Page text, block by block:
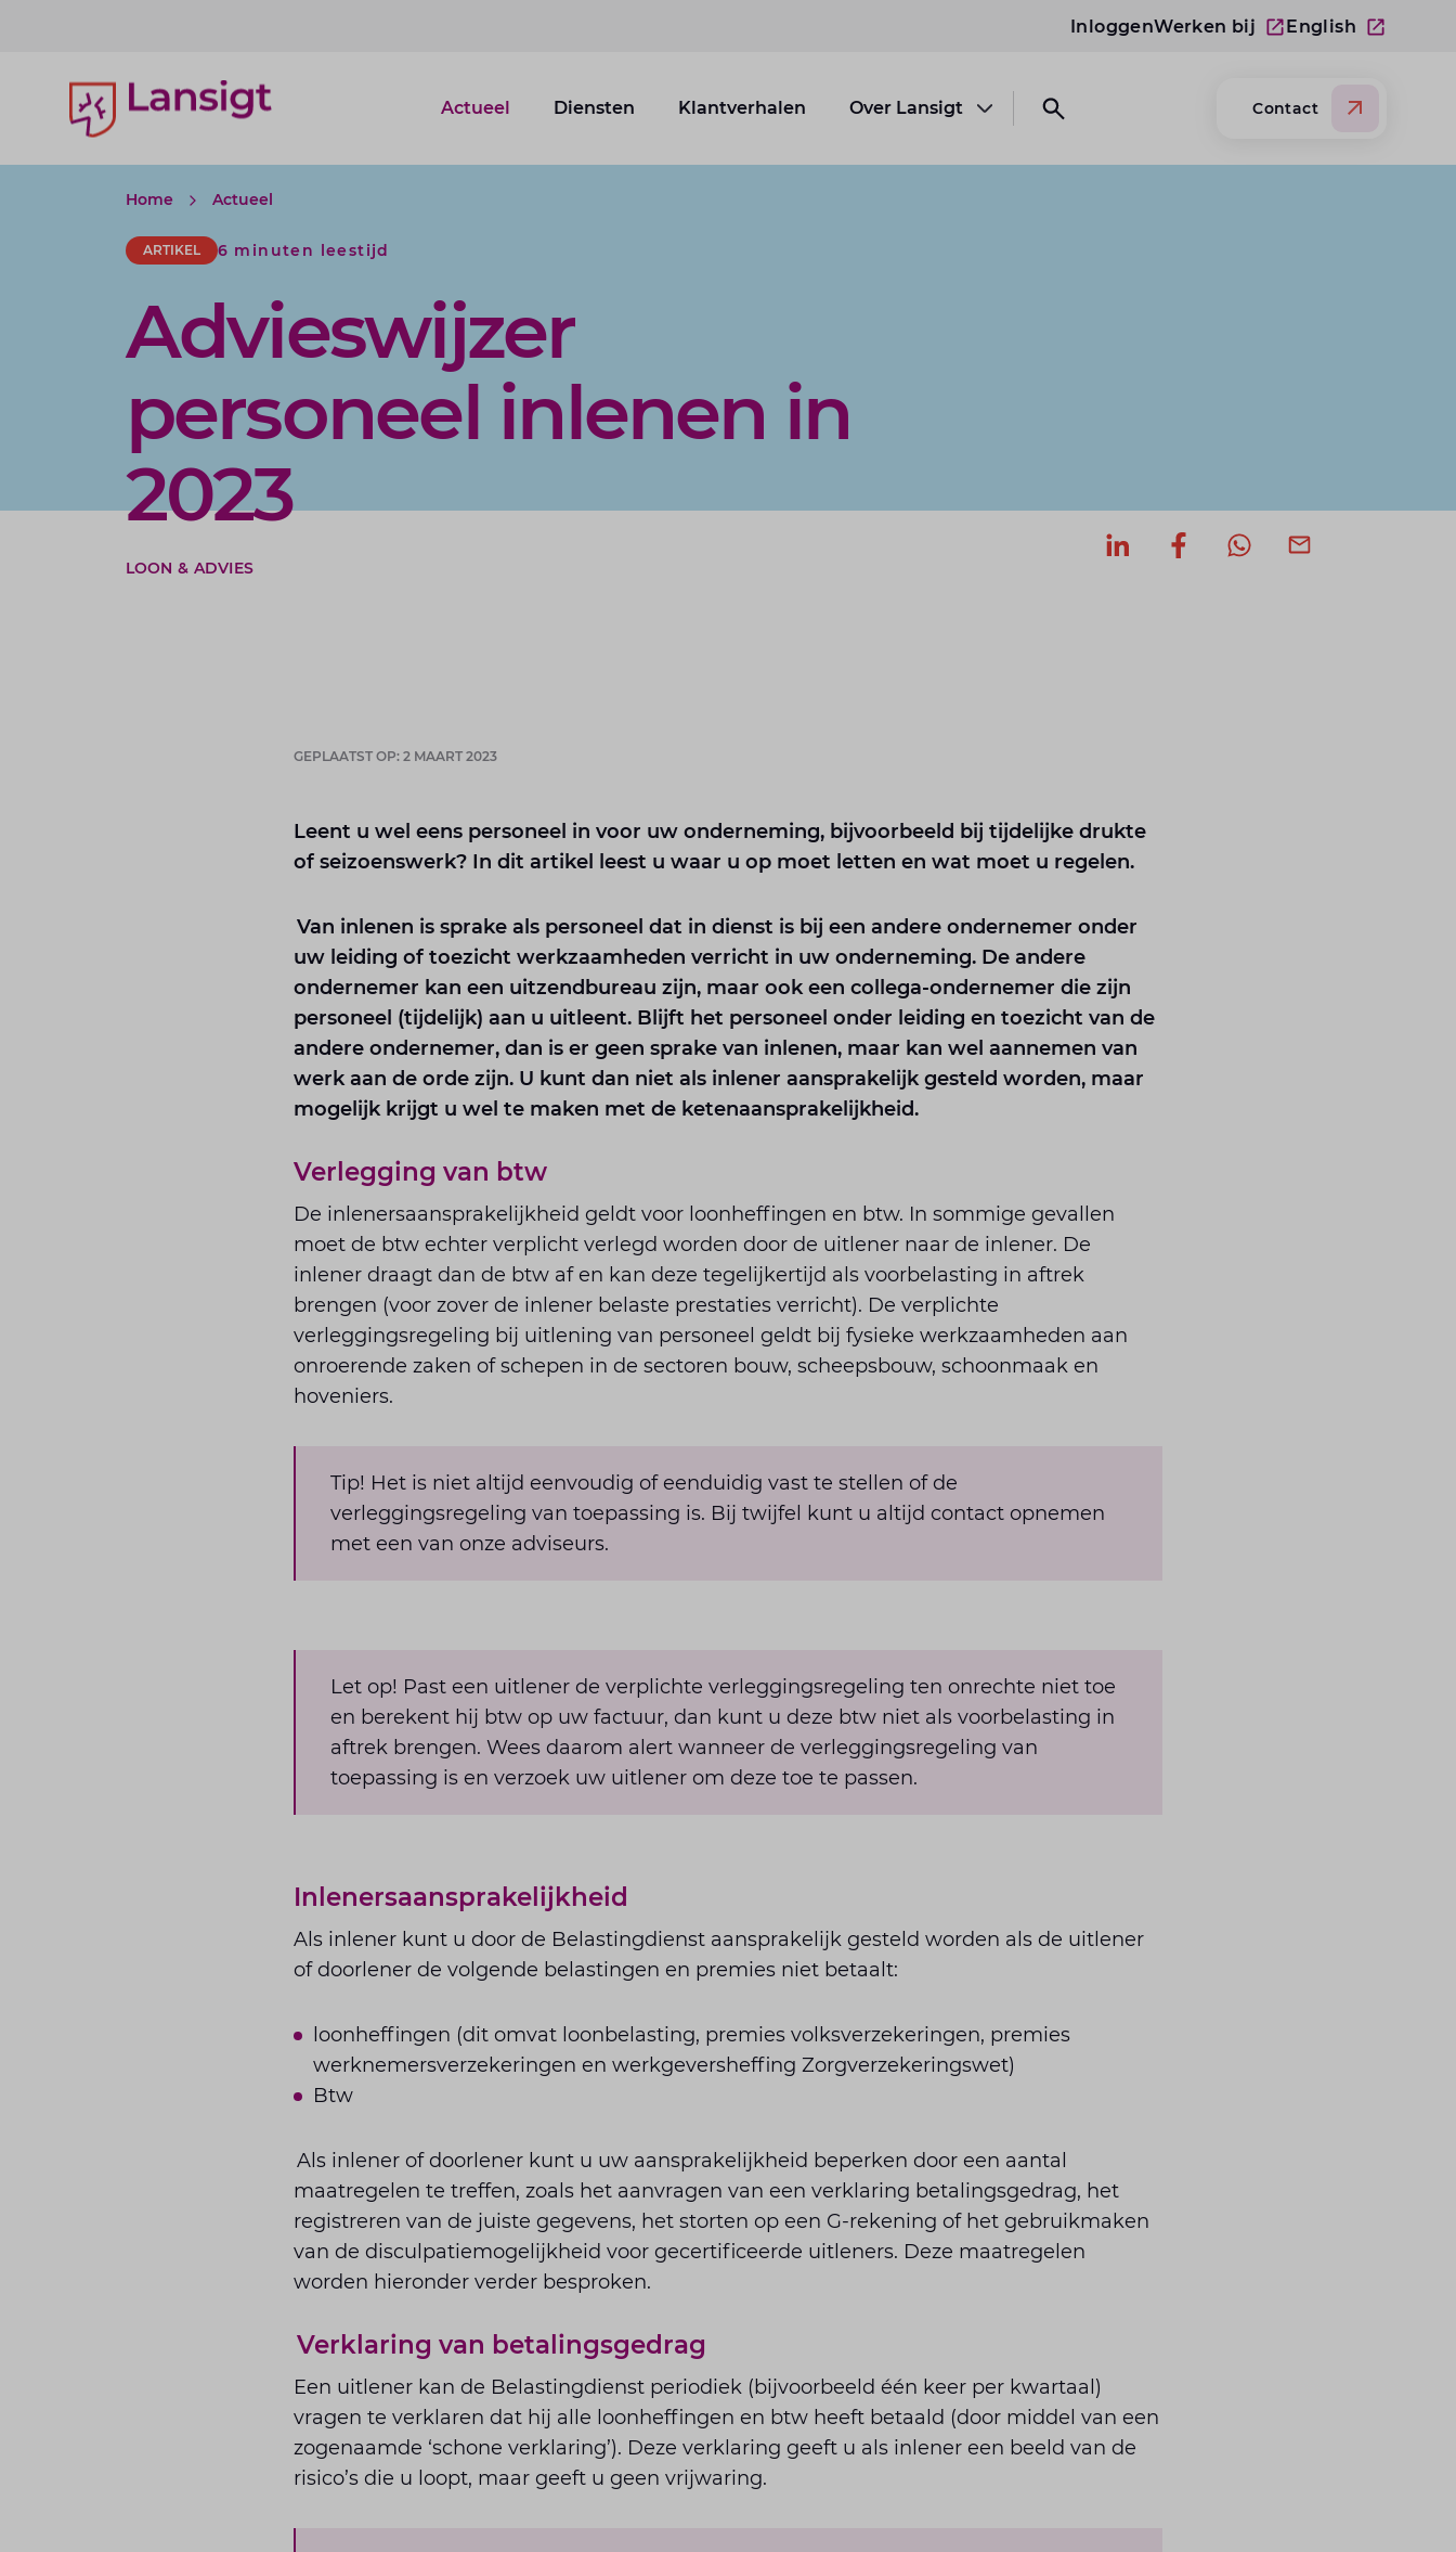
InloggenWerken bij English
Lansigt Accountants logo
Actueel Diensten Klantverhalen Over Lansigt
Open submenu Over Lansigt
Open search website
Contact
Home Actueel
ARTIKEL 6 minuten leestijd
Advieswijzer
personeel inlenen in
2023
LOON & ADVIES
GEPLAATST OP: 2 MAART 2023
Leent u wel eens personeel in voor uw onderneming, bijvoorbeeld bij tijdelijke drukte
of seizoenswerk? In dit artikel leest u waar u op moet letten en wat moet u regelen.
Van inlenen is sprake als personeel dat in dienst is bij een andere ondernemer onder
uw leiding of toezicht werkzaamheden verricht in uw onderneming. De andere
ondernemer kan een uitzendbureau zijn, maar ook een collega-ondernemer die zijn
personeel (tijdelijk) aan u uitleent. Blijft het personeel onder leiding en toezicht van de
andere ondernemer, dan is er geen sprake van inlenen, maar kan wel aannemen van
werk aan de orde zijn. U kunt dan niet als inlener aansprakelijk gesteld worden, maar
mogelijk krijgt u wel te maken met de ketenaansprakelijkheid.
Verlegging van btw
De inlenersaansprakelijkheid geldt voor loonheffingen en btw. In sommige gevallen
moet de btw echter verplicht verlegd worden door de uitlener naar de inlener. De
inlener draagt dan de btw af en kan deze tegelijkertijd als voorbelasting in aftrek
brengen (voor zover de inlener belaste prestaties verricht). De verplichte
verleggingsregeling bij uitlening van personeel geldt bij fysieke werkzaamheden aan
onroerende zaken of schepen in de sectoren bouw, scheepsbouw, schoonmaak en
hoveniers.
Tip! Het is niet altijd eenvoudig of eenduidig vast te stellen of de
verleggingsregeling van toepassing is. Bij twijfel kunt u altijd contact opnemen
met een van onze adviseurs.
Let op! Past een uitlener de verplichte verleggingsregeling ten onrechte niet toe
en berekent hij btw op uw factuur, dan kunt u deze btw niet als voorbelasting in
aftrek brengen. Wees daarom alert wanneer de verleggingsregeling van
toepassing is en verzoek uw uitlener om deze toe te passen.
Inlenersaansprakelijkheid
Als inlener kunt u door de Belastingdienst aansprakelijk gesteld worden als de uitlener
of doorlener de volgende belastingen en premies niet betaalt:
loonheffingen (dit omvat loonbelasting, premies volksverzekeringen, premies
werknemersverzekeringen en werkgeversheffing Zorgverzekeringswet)
Btw
Als inlener of doorlener kunt u uw aansprakelijkheid beperken door een aantal
maatregelen te treffen, zoals het aanvragen van een verklaring betalingsgedrag, het
registreren van de juiste gegevens, het storten op een G-rekening of het gebruikmaken
van de disculpatiemogelijkheid voor gecertificeerde uitleners. Deze maatregelen
worden hieronder verder besproken.
Verklaring van betalingsgedrag
Een uitlener kan de Belastingdienst periodiek (bijvoorbeeld één keer per kwartaal)
vragen te verklaren dat hij alle loonheffingen en btw heeft betaald (door middel van een
zogenaamde ‘schone verklaring’). Deze verklaring geeft u als inlener een beeld van de
risico’s die u loopt, maar geeft u geen vrijwaring.